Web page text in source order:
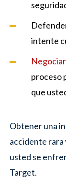
intente
Negociar
proceso
que
Obtener una
accidente rara
usted se
Target.